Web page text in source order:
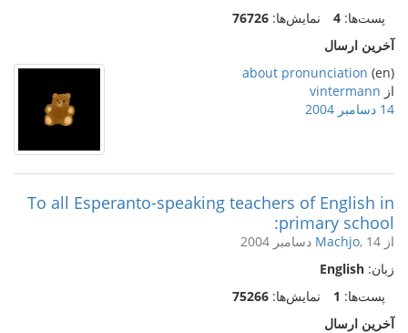
پست‌ها: 4 نمایش‌ها: 76726
آخرین ارسال
(en)
about pronunciation
از vintermann
14 دسامبر 2004
To all Esperanto-speaking teachers of English in
primary school:
از Machjo, 14 دسامبر 2004
زبان: English
پست‌ها: 1 نمایش‌ها: 75266
آخرین ارسال